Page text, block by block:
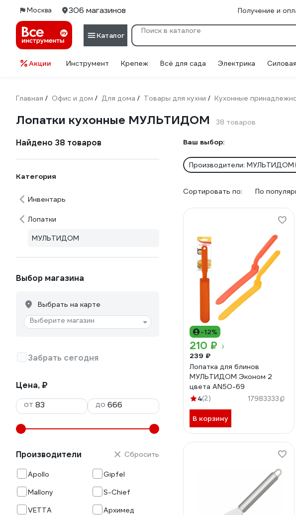
Москва 306 магазинов Получение и
Каталог
Акции Инструмент Крепеж Всё для сада Электрика
Главная / Офис и дом / Для дома / Товары для кухни / Кухонные
Лопатки кухонные МУЛЬТИДОМ 38 товаров
Найдено 38 товаров
Категория
Инвентарь
Лопатки
МУЛЬТИДОМ
Выбор магазина
Выбрать на карте
Выберите магазин
Забрать сегодня
Цена, ₽
от
до
Производители
Apollo
Gipfel
Mallony
S-Chief
VETTA
Архимед
Сбросить
Ваш выбор:
Производители: МУЛЬТИДОМ
Сортировать по: По
-12%
210 ₽
239 ₽
Лопатка для блинов
МУЛЬТИДОМ Эконом 2
цвета AN50-69
4(2) 17983333
В корзину